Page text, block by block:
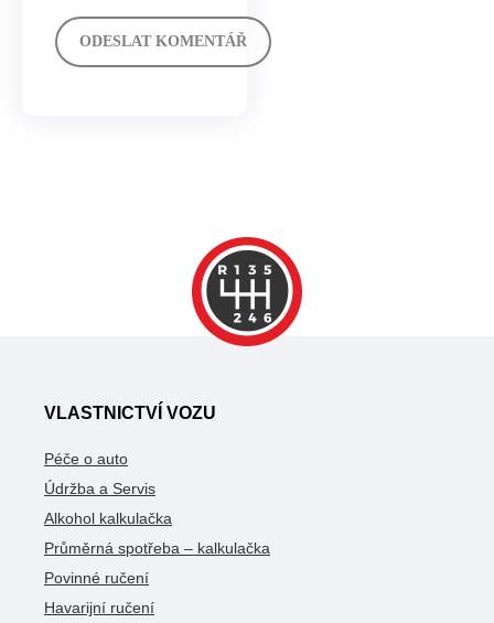
VLASTNICTVÍ VOZU
Péče o auto
Údržba a Servis
Alkohol kalkulačka
Průměrná spotřeba – kalkulačka
Povinné ručení
Havarijní ručení